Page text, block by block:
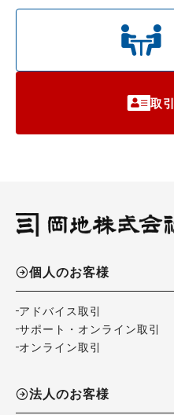
取
個人のお客様
アドバイス取引
サポート・オンライン取引
オンライン取引
法人のお客様